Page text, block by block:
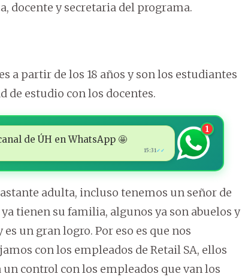
docente y secretaria del programa.
a partir de los 18 años y son los estudiantes
de estudio con los docentes.
de ÚH en WhatsApp 🤩
15:31✓✓
1
adulta, incluso tenemos un señor de
tienen su familia, algunos ya son abuelos y
un gran logro. Por eso es que nos
con los empleados de Retail SA, ellos
control con los empleados que van los